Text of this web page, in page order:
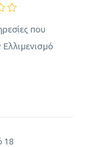
που
18